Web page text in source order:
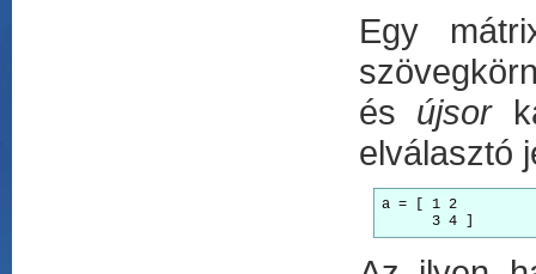
Egy
és újsor
elválasztó
a = [ 1 2
      3 4 ]